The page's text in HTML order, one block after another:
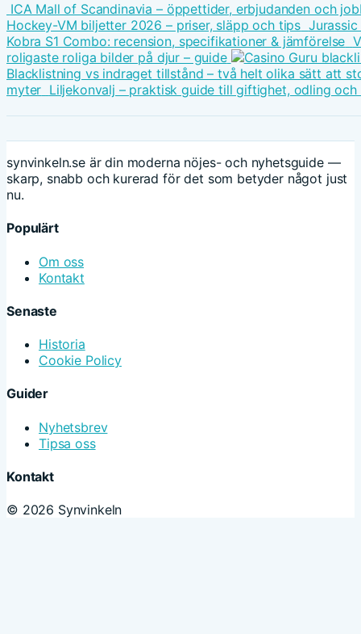
ICA Mall of Scandinavia – öppettider, erbjudanden och
Hockey-VM biljetter 2026 – priser, släpp och tips
Kobra S1 Combo: recension, specifikationer & jämförelse
roligaste roliga bilder på djur – guide
Blacklistning vs indraget tillstånd – två helt olika sätt att
myter Liljekonvalj – praktisk guide till giftighet, odling
synvinkeln.se är din moderna nöjes- och nyhetsguide —
skarp, snabb och kurerad för det som betyder något just
nu.
Populärt
Om oss
Kontakt
Senaste
Historia
Cookie Policy
Guider
Nyhetsbrev
Tipsa oss
Kontakt
© 2026 Synvinkeln